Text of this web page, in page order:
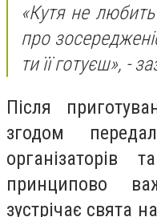
«Кутя не
про
ти її готуєш», -
Після
згодом
організаторів
принципово
зустрічає свята